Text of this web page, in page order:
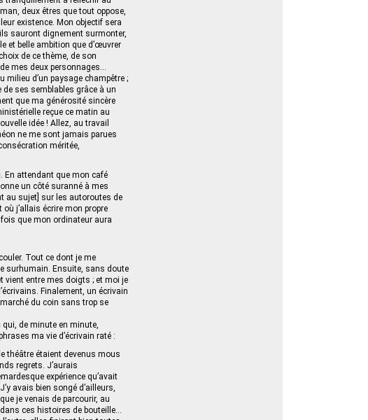
deux êtres que tout oppose,
existence. Mon objectif sera
sauront dignement surmonter,
et belle ambition que d’œuvrer
de ce thème, de son
mes deux personnages…
milieu d’un paysage champêtre ;
ses semblables grâce à un
que ma générosité sincère
reçue ce matin au
idée ! Allez, au travail
ne me sont jamais parues
méritée,
En attendant que mon café
un côté suranné à mes
au sujet] sur les autoroutes de
j’allais écrire mon propre
fois que mon ordinateur aura
Tout ce dont je me
surhumain. Ensuite, sans doute
vient entre mes doigts ; et moi je
Finalement, un écrivain
du coin sans trop se
qui, de minute en minute,
ma vie d’écrivain raté :
théâtre étaient devenus mous
regrets. J’aurais
expérience qu’avait
avais bien songé d’ailleurs,
je venais de parcourir, au
ces histoires de bouteille…